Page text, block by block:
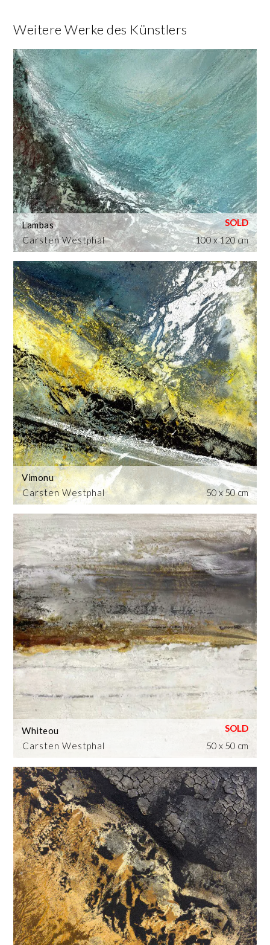
Weitere Werke des Künstlers
Carsten Westphal
Lambas
100 x 120 cm
Carsten Westphal
Vimonu
50 x 50 cm
Carsten Westphal
Whiteou
50 x 50 cm